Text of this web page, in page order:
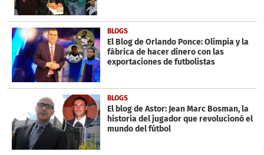
BLOGS
El Blog de Orlando Ponce: Olimpia y la
fábrica de hacer dinero con las
exportaciones de futbolistas
BLOGS
El blog de Astor: Jean Marc Bosman, la
historia del jugador que revolucionó el
mundo del fútbol